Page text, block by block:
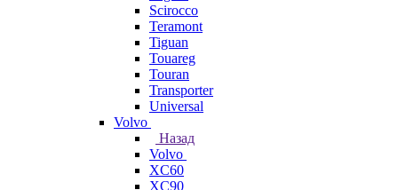
Scirocco
Teramont
Tiguan
Touareg
Touran
Transporter
Universal
Volvo
Назад
Volvo
XC60
XC90